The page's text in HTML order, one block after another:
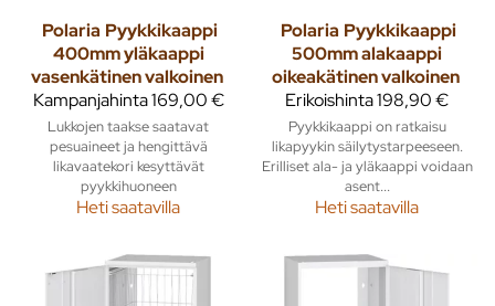
Polaria Pyykkikaappi
400mm yläkaappi
vasenkätinen valkoinen
Kampanjahinta169,00 €
Lukkojen taakse saatavat
pesuaineet ja hengittävä
likavaatekori kesyttävät
pyykkihuoneen
Heti saatavilla
Polaria Pyykkikaappi
500mm alakaappi
oikeakätinen valkoinen
Erikoishinta198,90 €
Pyykkikaappi on ratkaisu
likapyykin säilytystarpeeseen.
Erilliset ala- ja yläkaappi voidaan
asent...
Heti saatavilla